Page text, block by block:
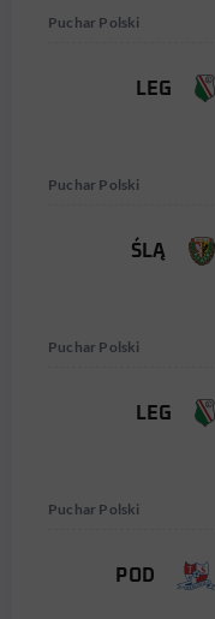
Puchar Polski
LEG
Puchar Polski
ŚLĄ
Puchar Polski
LEG
Puchar Polski
POD